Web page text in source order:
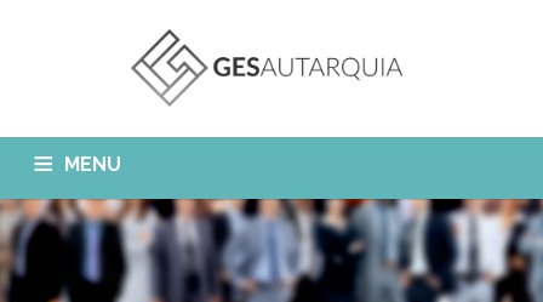
MENU
INÍCIO
GESAUTARQUIA
Quem Somos?
NOTÍCIAS